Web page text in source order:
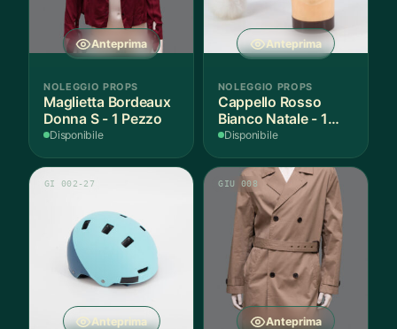
Anteprima
NOLEGGIO PROPS
Maglietta Bordeaux
Donna S - 1 Pezzo
Disponibile
Anteprima
NOLEGGIO PROPS
Cappello Rosso
Bianco Natale - 1
Pezzo
Disponibile
Anteprima
GI 002-27
Anteprima
GIU 008